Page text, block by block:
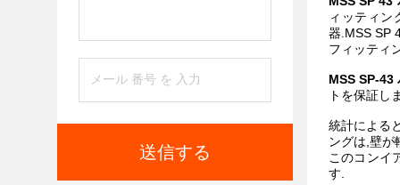
送信する
ィッティン
器.MSS SP
フィッティ
MSS SP-43
トを保証し
統計による
ングは,壁
このコンイ
す.